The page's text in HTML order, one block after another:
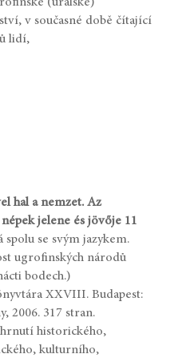
v současné době čítající
lidí,
hal a nemzet. Az
jelene és jövője 11
se svým jazykem.
ugrofinských národů
bodech.)
XXVIII. Budapest:
2006. 317 stran.
historického,
kulturního,